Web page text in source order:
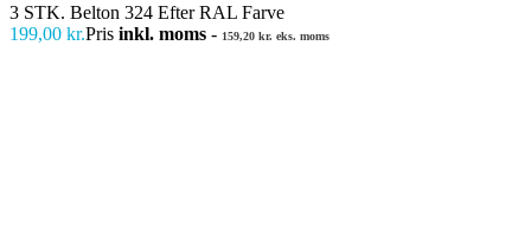
3 STK. Belton 324 Efter RAL Farve
199,00 kr.Pris inkl. moms - 159,20 kr. eks. moms